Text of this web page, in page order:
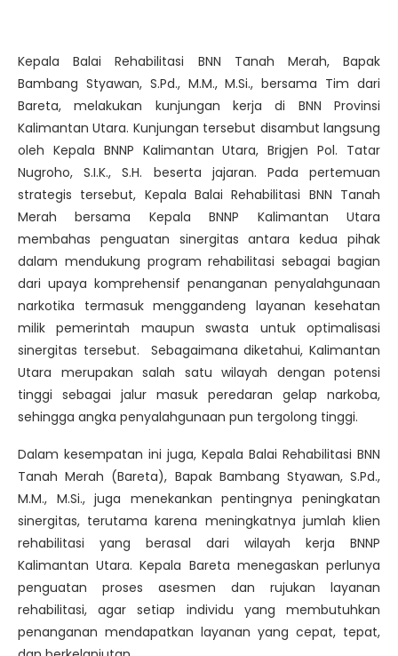
Kepala Balai Rehabilitasi BNN Tanah Merah, Bapak
Bambang Styawan, S.Pd., M.M., M.Si., bersama Tim dari
Bareta, melakukan kunjungan kerja di BNN Provinsi
Kalimantan Utara. Kunjungan tersebut disambut langsung
oleh Kepala BNNP Kalimantan Utara, Brigjen Pol. Tatar
Nugroho, S.I.K., S.H. beserta jajaran. Pada pertemuan
strategis tersebut, Kepala Balai Rehabilitasi BNN Tanah
Merah bersama Kepala BNNP Kalimantan Utara
membahas penguatan sinergitas antara kedua pihak
dalam mendukung program rehabilitasi sebagai bagian
dari upaya komprehensif penanganan penyalahgunaan
narkotika termasuk menggandeng layanan kesehatan
milik pemerintah maupun swasta untuk optimalisasi
sinergitas tersebut. Sebagaimana diketahui, Kalimantan
Utara merupakan salah satu wilayah dengan potensi
tinggi sebagai jalur masuk peredaran gelap narkoba,
sehingga angka penyalahgunaan pun tergolong tinggi.
Dalam kesempatan ini juga, Kepala Balai Rehabilitasi BNN
Tanah Merah (Bareta), Bapak Bambang Styawan, S.Pd.,
M.M., M.Si., juga menekankan pentingnya peningkatan
sinergitas, terutama karena meningkatnya jumlah klien
rehabilitasi yang berasal dari wilayah kerja BNNP
Kalimantan Utara. Kepala Bareta menegaskan perlunya
penguatan proses asesmen dan rujukan layanan
rehabilitasi, agar setiap individu yang membutuhkan
penanganan mendapatkan layanan yang cepat, tepat,